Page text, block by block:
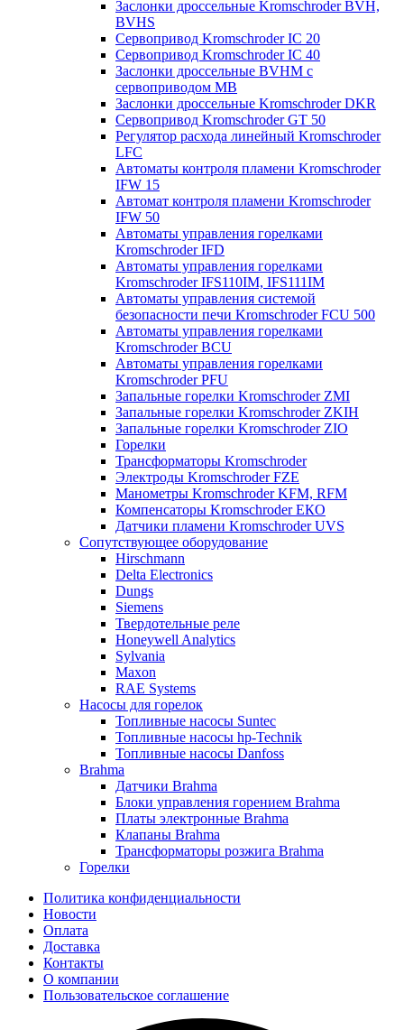
Заслонки дроссельные Kromschroder BVH,
BVHS
Сервопривод Kromschroder IC 20
Сервопривод Kromschroder IC 40
Заслонки дроссельные BVHM с
сервоприводом МВ
Заслонки дроссельные Kromschroder DKR
Cервопривод Kromschroder GT 50
Регулятор расхода линейный Kromschroder
LFC
Автоматы контроля пламени Kromschroder
IFW 15
Автомат контроля пламени Kromschroder
IFW 50
Автоматы управления горелками
Kromschroder IFD
Автоматы управления горелками
Kromschroder IFS110IM, IFS111IM
Автоматы управления системой
безопасности печи Kromschroder FCU 500
Автоматы управления горелками
Kromschroder BCU
Автоматы управления горелками
Kromschroder PFU
Запальные горелки Kromschroder ZМI
Запальные горелки Kromschroder ZKIH
Запальные горелки Kromschroder ZIO
Горелки
Трансформаторы Kromschroder
Электроды Kromschroder FZE
Манометры Kromschroder KFM, RFM
Компенсаторы Kromschroder ЕКО
Датчики пламени Kromschroder UVS
Сопутствующее оборудование
Hirschmann
Delta Electronics
Dungs
Siemens
Твердотельные реле
Honeywell Analytics
Sylvania
Maxon
RAE Systems
Насосы для горелок
Топливные насосы Suntec
Топливные насосы hp-Technik
Топливные насосы Danfoss
Brahma
Датчики Brahma
Блоки управления горением Brahma
Платы электронные Brahma
Клапаны Brahma
Трансформаторы розжига Brahma
Горелки
Политика конфиденциальности
Новости
Оплата
Доставка
Контакты
О компании
Пользовательское соглашение